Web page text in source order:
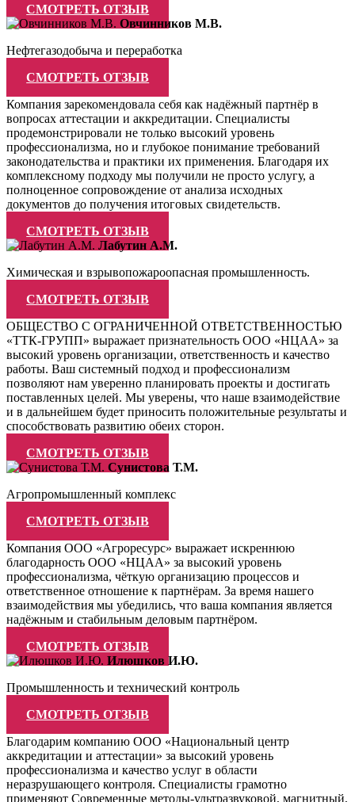
СМОТРЕТЬ ОТЗЫВ
Овчинников М.В.
Нефтегазодобыча и переработка
СМОТРЕТЬ ОТЗЫВ
Компания зарекомендовала себя как надёжный партнёр в
вопросах аттестации и аккредитации. Специалисты
продемонстрировали не только высокий уровень
профессионализма, но и глубокое понимание требований
законодательства и практики их применения. Благодаря их
комплексному подходу мы получили не просто услугу, а
полноценное сопровождение от анализа исходных
документов до получения итоговых свидетельств.
СМОТРЕТЬ ОТЗЫВ
Лабутин А.М.
Химическая и взрывопожароопасная промышленность.
СМОТРЕТЬ ОТЗЫВ
ОБЩЕСТВО С ОГРАНИЧЕННОЙ ОТВЕТСТВЕННОСТЬЮ
«ТТК-ГРУПП» выражает признательность ООО «НЦАА» за
высокий уровень организации, ответственность и качество
работы. Ваш системный подход и профессионализм
позволяют нам уверенно планировать проекты и достигать
поставленных целей. Мы уверены, что наше взаимодействие
и в дальнейшем будет приносить положительные результаты и
способствовать развитию обеих сторон.
СМОТРЕТЬ ОТЗЫВ
Сунистова Т.М.
Агропромышленный комплекс
СМОТРЕТЬ ОТЗЫВ
Компания ООО «Агроресурс» выражает искреннюю
благодарность ООО «НЦАА» за высокий уровень
профессионализма, чёткую организацию процессов и
ответственное отношение к партнёрам. За время нашего
взаимодействия мы убедились, что ваша компания является
надёжным и стабильным деловым партнёром.
СМОТРЕТЬ ОТЗЫВ
Илюшков И.Ю.
Промышленность и технический контроль
СМОТРЕТЬ ОТЗЫВ
Благодарим компанию ООО «Национальный центр
аккредитации и аттестации» за высокий уровень
профессионализма и качество услуг в области
неразрушающего контроля. Специалисты грамотно
применяют Современные методы-ультразвуковой, магнитный,